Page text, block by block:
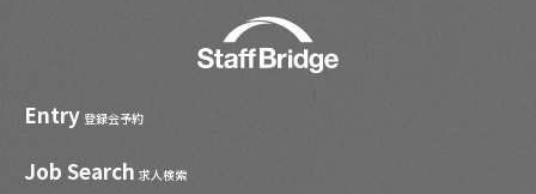
Entry 登録会予約
Job Search 求人検索